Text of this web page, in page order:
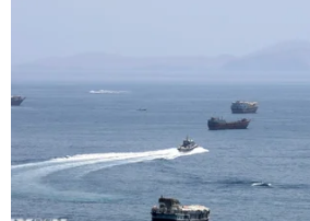
Ảnh minh họa. (Nguồn:
Ngày 20/6, Cảnh sát môi
Bình Phước phối hợp với các